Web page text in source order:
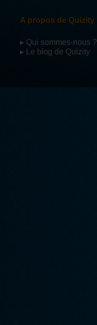
A propos de Quizity
▸ Qui sommes-nous ?
▸ Le blog de Quizity